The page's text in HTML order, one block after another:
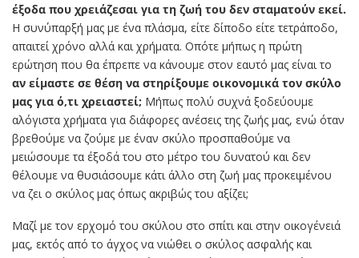
έξοδα που χρειάζεσαι για τη ζωή του δεν σταματούν εκεί.
Η συνύπαρξή μας με ένα πλάσμα, είτε δίποδο είτε τετράποδο,
απαιτεί χρόνο αλλά και χρήματα. Οπότε μήπως η πρώτη
ερώτηση που θα έπρεπε να κάνουμε στον εαυτό μας είναι το
αν είμαστε σε θέση να στηρίξουμε οικονομικά τον σκύλο
μας για ό,τι χρειαστεί; Μήπως πολύ συχνά ξοδεύουμε
αλόγιστα χρήματα για διάφορες ανέσεις της ζωής μας, ενώ όταν
βρεθούμε να ζούμε με έναν σκύλο προσπαθούμε να
μειώσουμε τα έξοδά του στο μέτρο του δυνατού και δεν
θέλουμε να θυσιάσουμε κάτι άλλο στη ζωή μας προκειμένου
να ζει ο σκύλος μας όπως ακριβώς του αξίζει;
Μαζί με τον ερχομό του σκύλου στο σπίτι και στην οικογένειά
μας, εκτός από το άγχος να νιώθει ο σκύλος ασφαλής και